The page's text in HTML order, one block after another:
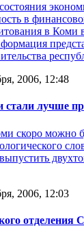
в
в Коми
2006, 12:48
лучше
скоро можно
выпустить
2006, 12:03
отделения